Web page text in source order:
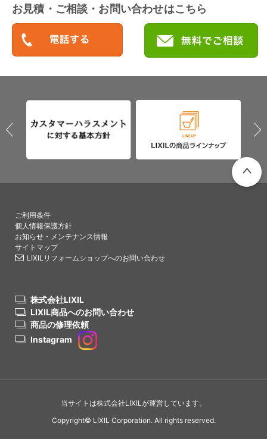
お見積・ご相談・お問い合わせはこちら
ご利用条件
個人情報保護方針
お知らせ・メンテナンス情報
サイトマップ
LIXILリフォームショップへのお問い合わせ
株式会社LIXIL
LIXIL商品へのお問い合わせ
商品の修理依頼
Instagram
当サイトは株式会社LIXILが運営しています。
Copyright© LIXIL Corporation. All rights reserved.